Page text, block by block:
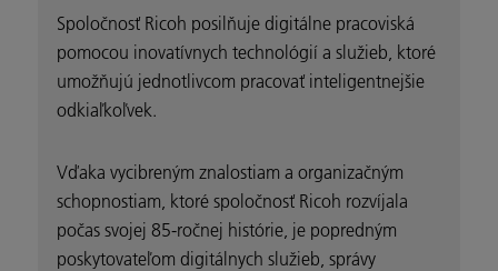
Spoločnosť Ricoh posilňuje digitálne pracoviská
pomocou inovatívnych technológií a služieb, ktoré
umožňujú jednotlivcom pracovať inteligentnejšie
odkiaľkoľvek.
Vďaka vycibreným znalostiam a organizačným
schopnostiam, ktoré spoločnosť Ricoh rozvíjala
počas svojej 85-ročnej histórie, je popredným
poskytovateľom digitálnych služieb, správy